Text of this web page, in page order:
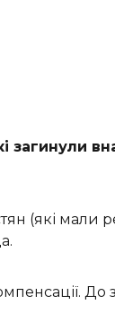
загинули
(які мали
До